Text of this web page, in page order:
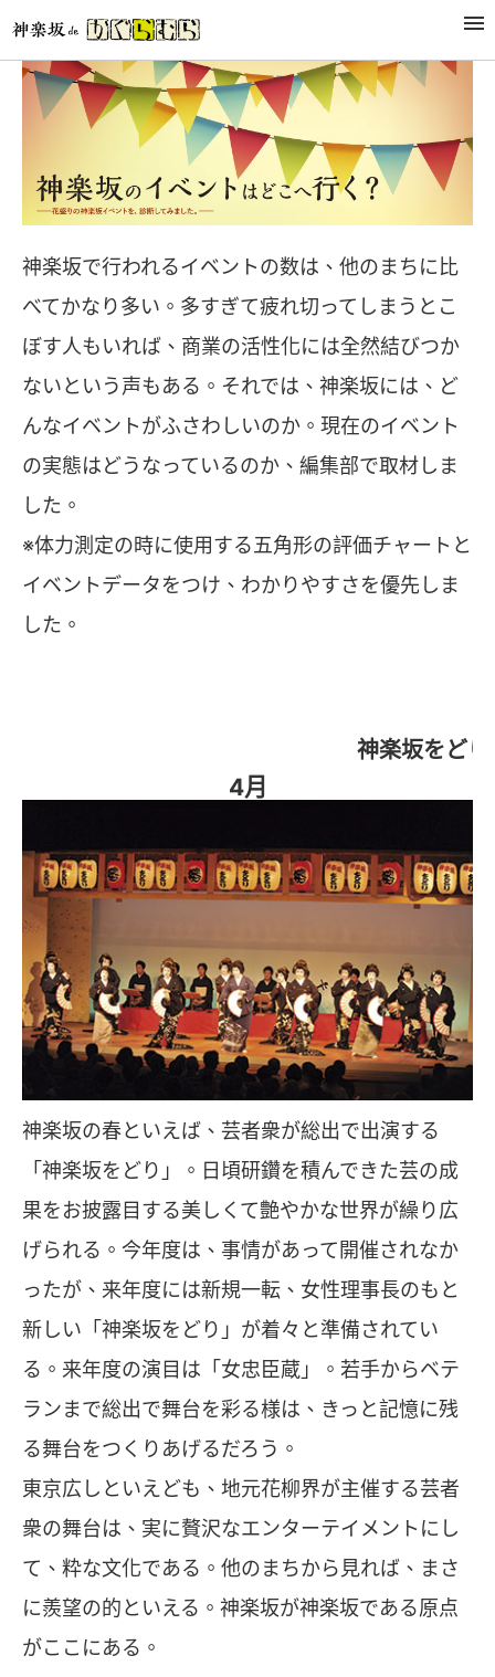
神楽坂で行われるイベントの数は、他のまちに比
べてかなり多い。多すぎて疲れ切ってしまうとこ
ぼす人もいれば、商業の活性化には全然結びつか
ないという声もある。それでは、神楽坂には、ど
んなイベントがふさわしいのか。現在のイベント
の実態はどうなっているのか、編集部で取材しま
した。
※体力測定の時に使用する五角形の評価チャートと
イベントデータをつけ、わかりやすさを優先しま
した。
神楽坂をどり
4月
神楽坂の春といえば、芸者衆が総出で出演する
「神楽坂をどり」。日頃研鑽を積んできた芸の成
果をお披露目する美しくて艶やかな世界が繰り広
げられる。今年度は、事情があって開催されなか
ったが、来年度には新規一転、女性理事長のもと
新しい「神楽坂をどり」が着々と準備されてい
る。来年度の演目は「女忠臣蔵」。若手からベテ
ランまで総出で舞台を彩る様は、きっと記憶に残
る舞台をつくりあげるだろう。
東京広しといえども、地元花柳界が主催する芸者
衆の舞台は、実に贅沢なエンターテイメントにし
て、粋な文化である。他のまちから見れば、まさ
に羨望の的といえる。神楽坂が神楽坂である原点
がここにある。